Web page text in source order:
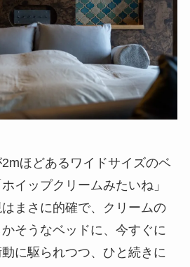
ほどあるワイドサイズのベ
イップクリームみたいね」
まさに的確で、クリームの
そうなベッドに、今すぐに
に駆られつつ、ひと続きに